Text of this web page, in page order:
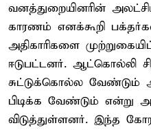
வனத்துறையினரின்
காரணம் எனக்கூறி
அதிகாரிகளை
ஈடுபட்டனர். ஆட்கொல்லி
சுட்டுக்கொல்ல வேண்டும்
பிடிக்க வேண்டும் என்று
விடுத்துள்ளனர். இந்த